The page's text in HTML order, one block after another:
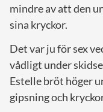
mindre av att den
sina kryckor.
Det var ju för sex
vådligt under
Estelle bröt höger
gipsning och